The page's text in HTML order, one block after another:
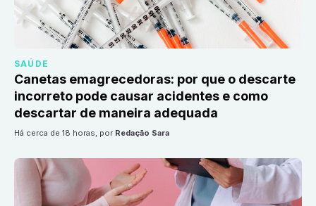
SAÚDE
Canetas emagrecedoras: por que o descarte
incorreto pode causar acidentes e como
descartar de maneira adequada
há cerca de 18 horas, por Redação Sara